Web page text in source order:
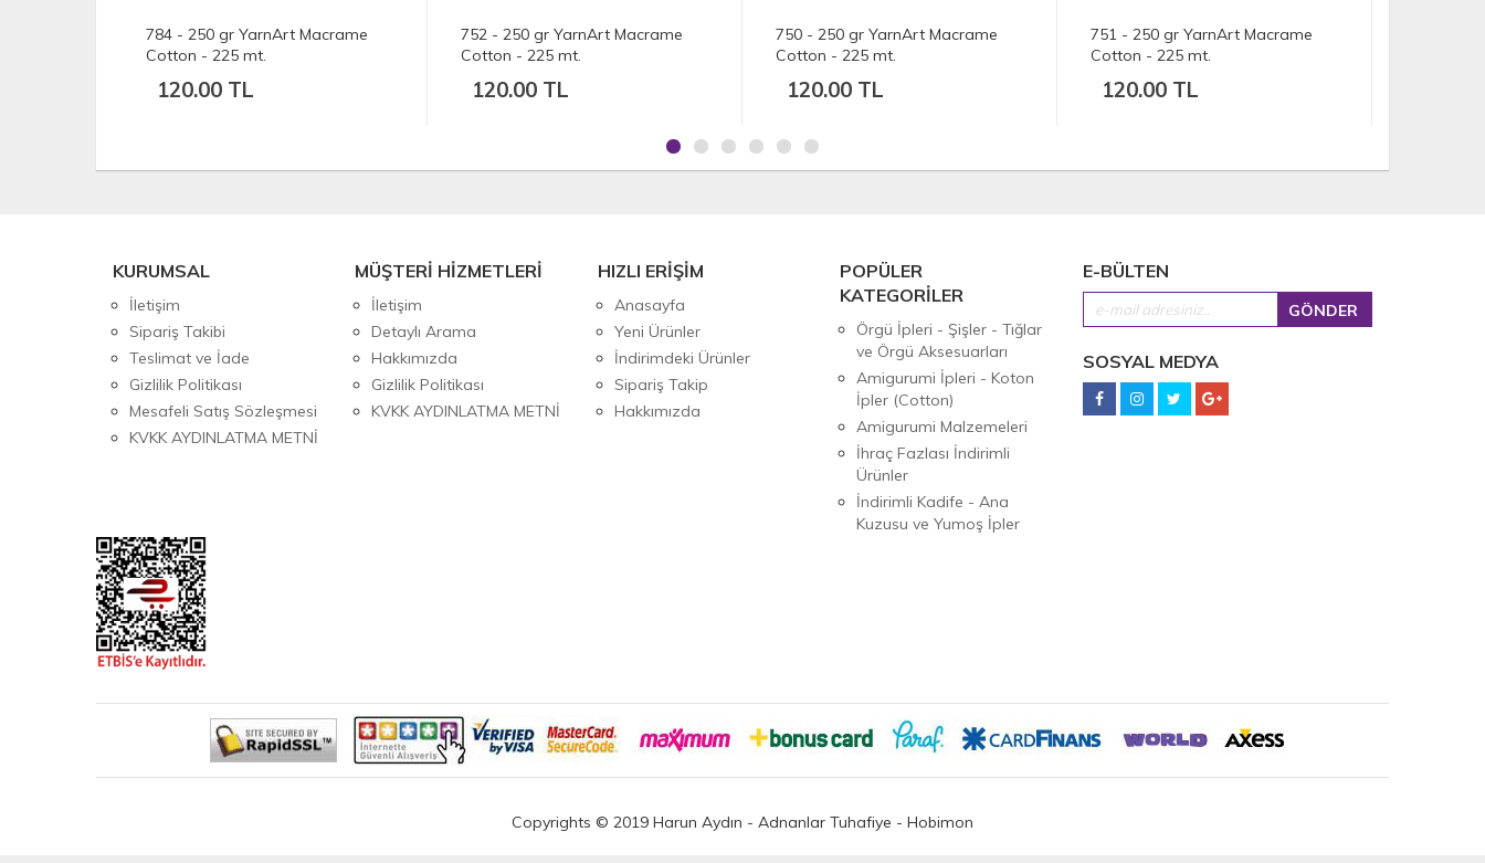
752 - 250 gr YarnArt Macrame
Cotton - 225 mt.
120.00 TL
750 - 250 gr YarnArt Macrame
Cotton - 225 mt.
120.00 TL
751 - 250 gr YarnArt Macrame
Cotton - 225 mt.
120.00 TL
754 - 250 gr YarnArt Macrame
Cotton - 225 mt.
120.00 TL
KURUMSAL
İletişim
Sipariş Takibi
Teslimat ve İade
Gizlilik Politikası
Mesafeli Satış Sözleşmesi
KVKK AYDINLATMA METNİ
MÜŞTERİ HİZMETLERİ
İletişim
Detaylı Arama
Hakkımızda
Gizlilik Politikası
KVKK AYDINLATMA METNİ
HIZLI ERİŞİM
Anasayfa
Yeni Ürünler
İndirimdeki Ürünler
Sipariş Takip
Hakkımızda
POPÜLER
KATEGORİLER
Örgü İpleri - Şişler - Tığlar
ve Örgü Aksesuarları
Amigurumi İpleri - Koton
İpler (Cotton)
Amigurumi Malzemeleri
İhraç Fazlası İndirimli
Ürünler
İndirimli Kadife - Ana
Kuzusu ve Yumoş İpler
E-BÜLTEN
SOSYAL MEDYA
Copyrights © 2019 Harun Aydın - Adnanlar Tuhafiye - Hobimon